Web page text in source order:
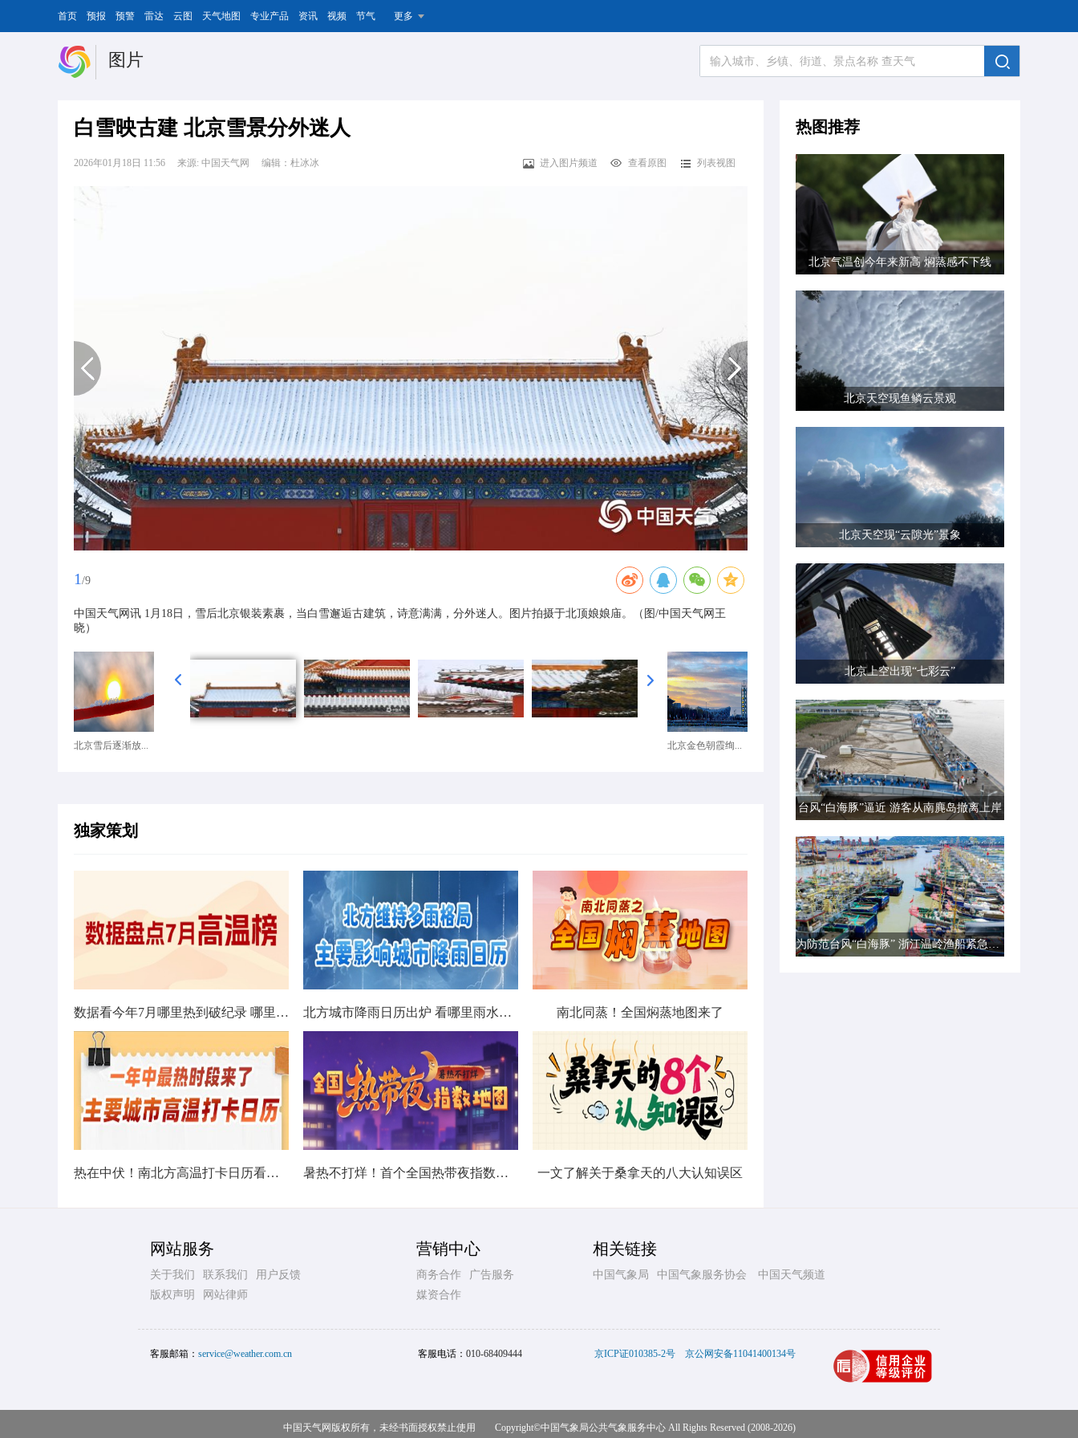
首页 预报 预警 雷达 云图 天气地图 专业产品 资讯 视频 节气 更多
图片
白雪映古建 北京雪景分外迷人
2026年01月18日 11:56 来源: 中国天气网 编辑：杜冰冰 进入图片频道 查看原图 列表视图
1 /9
中国天气网讯 1月18日，雪后北京银装素裹，当白雪邂逅古建筑，诗意满满，分外迷人。图片拍摄于北顶娘娘庙。（图/中国天气网王
晓）
北京雪后逐渐放... 北京金色朝霞绚...
独家策划
数据看今年7月哪里热到破纪录 哪里暑热连轴转 北方城市降雨日历出炉 看哪里雨水超长待机 南北同蒸！全国焖蒸地图来了
热在中伏！南北方高温打卡日历看哪里热力持久 暑热不打烊！首个全国热带夜指数地图发布 一文了解关于桑拿天的八大认知误区
热图推荐
北京气温创今年来新高 焖蒸感不下线
北京天空现鱼鳞云景观
北京天空现“云隙光”景象
北京上空出现“七彩云”
台风“白海豚”逼近 游客从南麂岛撤离上岸
为防范台风“白海豚” 浙江温岭渔船紧急转港避风
网站服务
关于我们 联系我们
用户反馈
版权声明
网站律师
营销中心
商务合作
广告服务
媒资合作
相关链接
中国气象局 中国气象服务协会 中国天气频道
客服邮箱： service@weather.com.cn 客服电话： 010-68409444 京ICP证010385-2号 京公网安备11041400134号
中国天气网版权所有，未经书面授权禁止使用 Copyright©中国气象局公共气象服务中心All Rights Reserved (2008-2026)